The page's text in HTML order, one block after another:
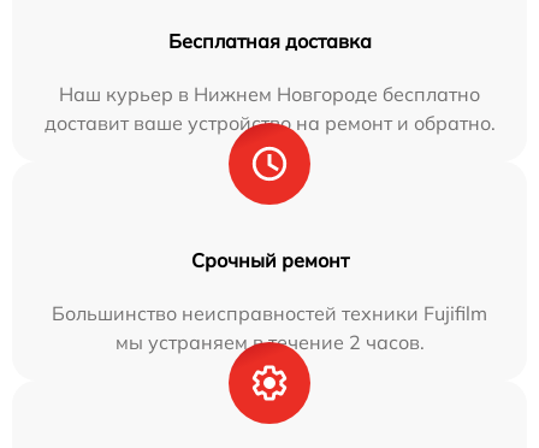
Бесплатная доставка
Наш курьер в Нижнем Новгороде бесплатно
доставит ваше устройство на ремонт и обратно.
Срочный ремонт
Большинство неисправностей техники Fujifilm
мы устраняем в течение 2 часов.